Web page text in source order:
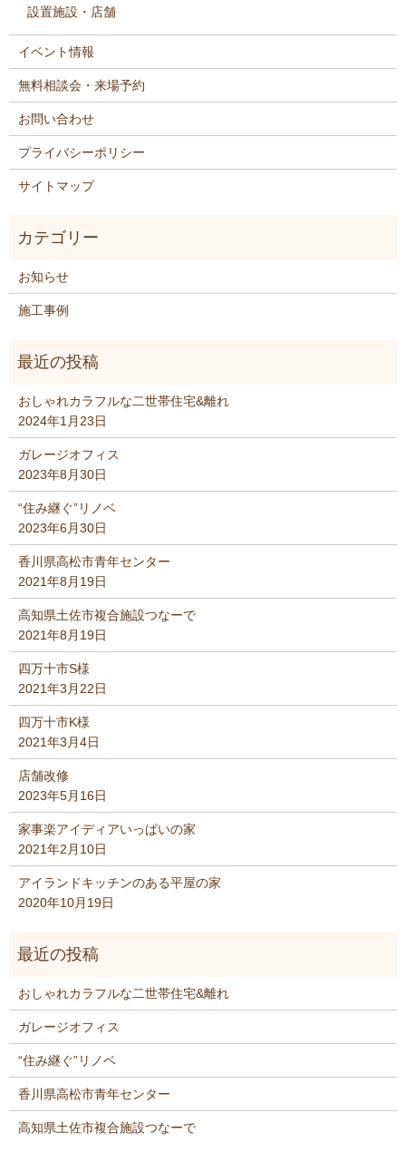
設置施設・店舗
イベント情報
無料相談会・来場予約
お問い合わせ
プライバシーポリシー
サイトマップ
お知らせ
施工事例
おしゃれカラフルな二世帯住宅&離れ
2024年1月23日
ガレージオフィス
2023年8月30日
“住み継ぐ”リノベ
2023年6月30日
香川県高松市青年センター
2021年8月19日
高知県土佐市複合施設つなーで
2021年8月19日
四万十市S様
2021年3月22日
四万十市K様
2021年3月4日
店舗改修
2023年5月16日
家事楽アイディアいっぱいの家
2021年2月10日
アイランドキッチンのある平屋の家
2020年10月19日
おしゃれカラフルな二世帯住宅&離れ
ガレージオフィス
“住み継ぐ”リノベ
香川県高松市青年センター
高知県土佐市複合施設つなーで